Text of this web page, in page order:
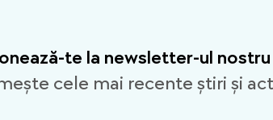
te la newsletter-ul nostru
cele mai recente știri și